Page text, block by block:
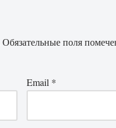
Обязательные поля
Email *